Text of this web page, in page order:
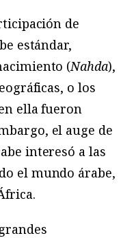
de
estándar,
(Nahda),
o los
ella fueron
el auge de
interesó a las
el mundo árabe,